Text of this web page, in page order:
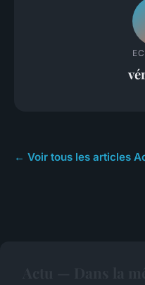
← Voir tous les articles